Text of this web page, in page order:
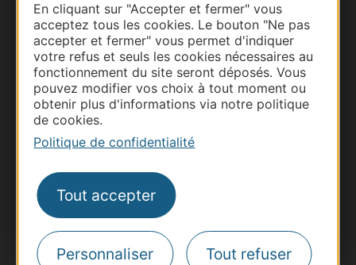
En cliquant sur "Accepter et fermer" vous
acceptez tous les cookies. Le bouton "Ne pas
accepter et fermer" vous permet d'indiquer
votre refus et seuls les cookies nécessaires au
fonctionnement du site seront déposés. Vous
pouvez modifier vos choix à tout moment ou
obtenir plus d'informations via notre politique
de cookies.
Politique de confidentialité
Tout accepter
Personnaliser Tout refuser
Thermalisme
Business/Mice
Pros d'Occitanie
Site presse et d'influence
Voyagistes
Destination Sport